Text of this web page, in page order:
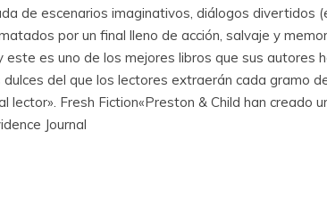
de escenarios imaginativos, diálogos divertidos
por un final lleno de acción, salvaje y
es uno de los mejores libros que sus autores
del que los lectores extraerán cada gramo
Fresh Fiction«Preston & Child han creado
Journal